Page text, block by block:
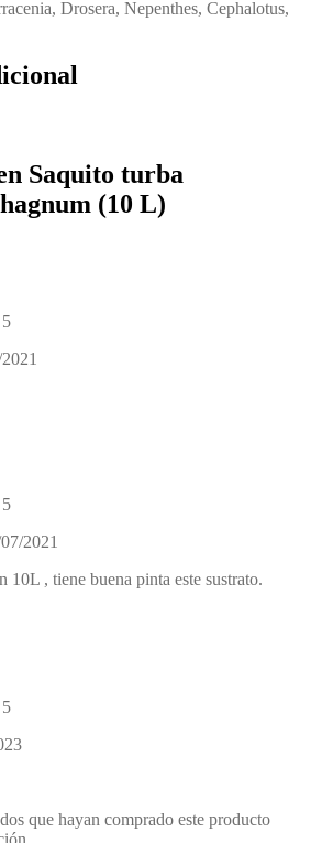
Drosera, Nepenthes, Cephalotus,
Saquito turba
(10 L)
2021
10L , tiene buena pinta este sustrato.
que hayan comprado este producto